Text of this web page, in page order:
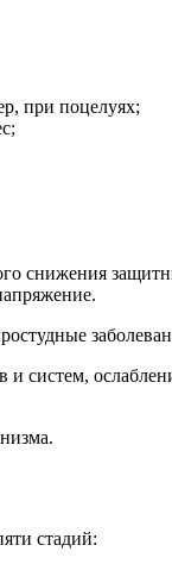
при поцелуях;
снижения
систем,
стадий: